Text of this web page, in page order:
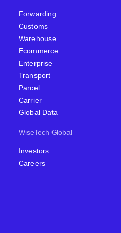
Forwarding
Customs
Warehouse
Ecommerce
Enterprise
Transport
Parcel
Carrier
Global Data
WiseTech Global
Investors
Careers